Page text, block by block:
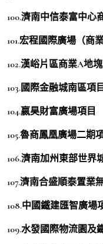
100.濟南中信泰富中心
101.宏程國際廣場（商
102.漢峪片區商業A地
103.國際金融城南區項目
104.嬴昊財富廣場項目
105.魯商鳳凰廣場二期
106.濟南加州東部世界
107.濟南合盛順泰置業
108.中國鐵建匯智廣場
109.水發國際物流園及